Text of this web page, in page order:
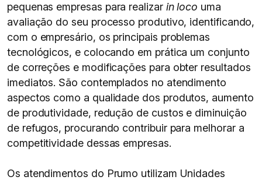
pequenas empresas para realizar in loco uma
avaliação do seu processo produtivo, identificando,
com o empresário, os principais problemas
tecnológicos, e colocando em prática um conjunto
de correções e modificações para obter resultados
imediatos. São contemplados no atendimento
aspectos como a qualidade dos produtos, aumento
de produtividade, redução de custos e diminuição
de refugos, procurando contribuir para melhorar a
competitividade dessas empresas.
Os atendimentos do Prumo utilizam Unidades